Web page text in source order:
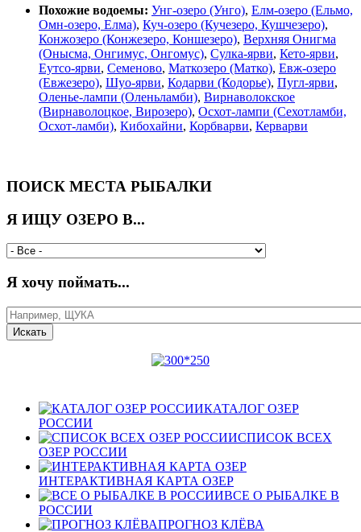
Похожие водоемы: Унг-озеро (Унго), Елм-озеро (Ельмо,
Омн-озеро, Елма), Куч-озеро (Кучезеро, Кушчезеро),
Конжозеро (Конжезеро, Коншезеро), Верхняя Онигма
(Онысма, Онгимус, Онгомус), Сулка-ярви, Кето-ярви,
Еутсо-ярви, Семеново, Маткозеро (Матко), Евж-озеро
(Евжезеро), Шуо-ярви, Кодарви (Кодорье), Пугл-ярви,
Оленье-лампи (Оленьламби), Вирнаволокское
(Вирнаволоцкое, Вирозеро), Осхот-лампи (Сехотламби,
Осхот-ламби), Кибохайни, Корбварви, Керварви
ПОИСК МЕСТА РЫБАЛКИ
Я ИЩУ ОЗЕРО В...
Я хочу поймать...
КАТАЛОГ ОЗЕР
РОССИИ
СПИСОК ВСЕХ
ОЗЕР РОССИИ
ИНТЕРАКТИВНАЯ КАРТА ОЗЕР
ВСЕ О РЫБАЛКЕ В
РОССИИ
ПРОГНОЗ КЛЁВА